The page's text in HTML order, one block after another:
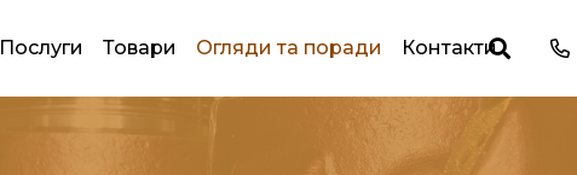
Послуги Товари Огляди та поради Контакти